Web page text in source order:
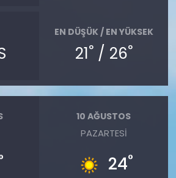
EN DÜŞÜK / EN YÜKSEK
21°/ 26°
10 AĞUSTOS
PAZARTESI
24°